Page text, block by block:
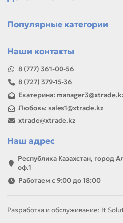
или задачей, товар можно
запаса.
Популярные категории
Наши контакты
8 (777) 361-00-56
8 (727) 379-15-36
Екатерина:
Любовь: sales1@xtrade.kz
xtrade@xtrade.kz
Наш адрес
Республика Казахстан, город
оф.1
Работаем с 9:00 до 18:00
Разработка и обслуживание: It